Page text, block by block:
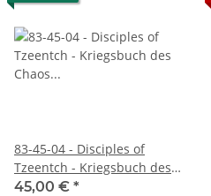
83-45-04 - Disciples of
Tzeentch - Kriegsbuch des
Chaos (DEUTSCH)
45,00 € *